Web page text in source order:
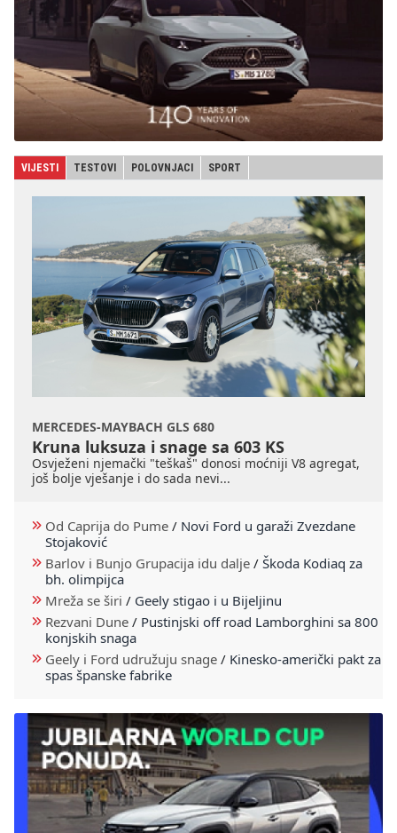
VIJESTI TESTOVI POLOVNJACI SPORT
MERCEDES-MAYBACH GLS 680
Kruna luksuza i snage sa 603 KS
Osvježeni njemački "teškaš" donosi moćniji V8 agregat,
još bolje vješanje i do sada nevi...
Od Caprija do Pume / Novi Ford u garaži Zvezdane
Stojaković
Barlov i Bunjo Grupacija idu dalje / Škoda Kodiaq za
bh. olimpijca
Mreža se širi / Geely stigao i u Bijeljinu
Rezvani Dune / Pustinjski off road Lamborghini sa 800
konjskih snaga
Geely i Ford udružuju snage / Kinesko-američki pakt za
spas španske fabrike